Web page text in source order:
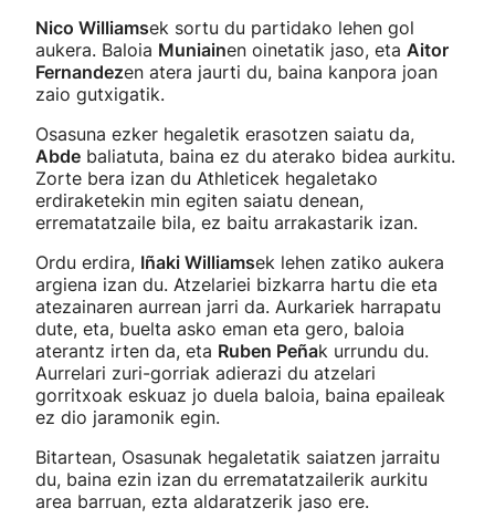
Nico Williamsek sortu du partidako lehen gol
aukera. Baloia Muniainen oinetatik jaso, eta Aitor
Fernandezen atera jaurti du, baina kanpora joan
zaio gutxigatik.
Osasuna ezker hegaletik erasotzen saiatu da,
Abde baliatuta, baina ez du aterako bidea aurkitu.
Zorte bera izan du Athleticek hegaletako
erdiraketekin min egiten saiatu denean,
errematatzaile bila, ez baitu arrakastarik izan.
Ordu erdira, Iñaki Williamsek lehen zatiko aukera
argiena izan du. Atzelariei bizkarra hartu die eta
atezainaren aurrean jarri da. Aurkariek harrapatu
dute, eta, buelta asko eman eta gero, baloia
aterantz irten da, eta Ruben Peñak urrundu du.
Aurrelari zuri-gorriak adierazi du atzelari
gorritxoak eskuaz jo duela baloia, baina epaileak
ez dio jaramonik egin.
Bitartean, Osasunak hegaletatik saiatzen jarraitu
du, baina ezin izan du errematatzailerik aurkitu
area barruan, ezta aldaratzerik jaso ere.